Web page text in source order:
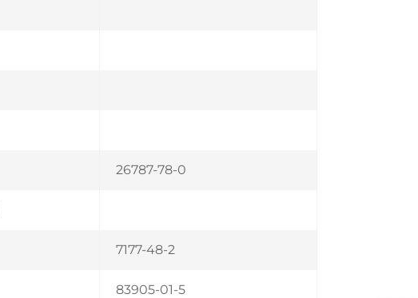
26787-78-0
7177-48-2
83905-01-5